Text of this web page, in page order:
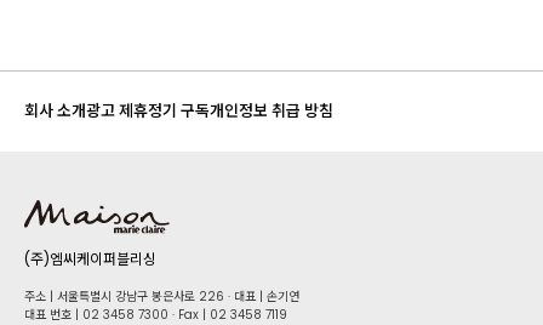
회사 소개광고 제휴정기 구독개인정보 취급 방침
(주)엠씨케이퍼블리싱
주소 | 서울특별시 강남구 봉은사로 226 · 대표 | 손기연
대표 번호 | 02 34​58 7300 · Fax | 02 34​58 7119